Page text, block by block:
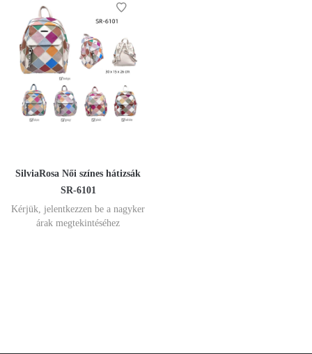
SilviaRosa Női színes hátizsák
SR-6101
Kérjük, jelentkezzen be a nagyker
árak megtekintéséhez